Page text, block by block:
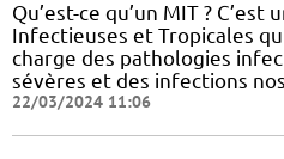
Qu’est-ce qu’un MIT ?
Infectieuses et Tropicales
charge des pathologies
sévères et des infections
22/03/2024 11:06